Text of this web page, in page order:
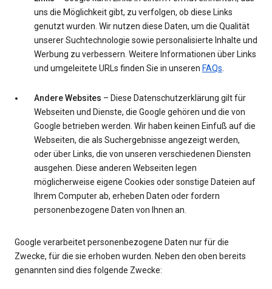
uns die Möglichkeit gibt, zu verfolgen, ob diese Links
genutzt wurden. Wir nutzen diese Daten, um die Qualität
unserer Suchtechnologie sowie personalisierte Inhalte und
Werbung zu verbessern. Weitere Informationen über Links
und umgeleitete URLs finden Sie in unseren FAQs
Andere Websites – Diese Datenschutzerklärung gilt für
Webseiten und Dienste, die Google gehören und die von
Google betrieben werden. Wir haben keinen Einfuß auf die
Webseiten, die als Suchergebnisse angezeigt werden,
oder über Links, die von unseren verschiedenen Diensten
ausgehen. Diese anderen Webseiten legen
möglicherweise eigene Cookies oder sonstige Dateien auf
Ihrem Computer ab, erheben Daten oder fordern
personenbezogene Daten von Ihnen an.
Google verarbeitet personenbezogene Daten nur für die
Zwecke, für die sie erhoben wurden. Neben den oben bereits
genannten sind dies folgende Zwecke: